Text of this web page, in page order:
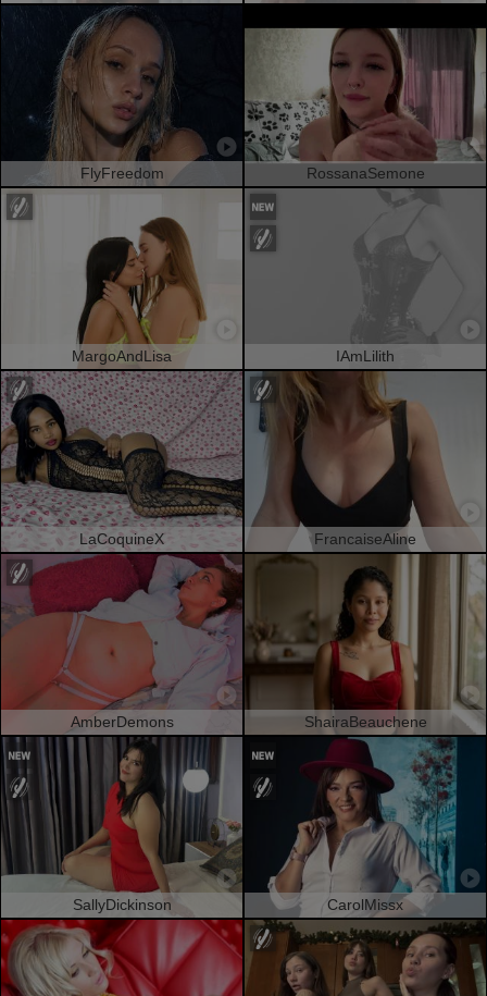
FlyFreedom RossanaSemone
MargoAndLisa IAmLilith
LaCoquineX FrancaiseAline
AmberDemons ShairaBeauchene
SallyDickinson CarolMissx